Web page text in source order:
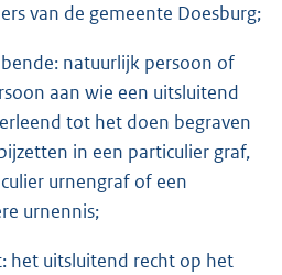
van de gemeente Doesburg;
natuurlijk persoon of
aan wie een uitsluitend
tot het doen begraven
in een particulier graf,
urnengraf of een
urnennis;
het uitsluitend recht op het